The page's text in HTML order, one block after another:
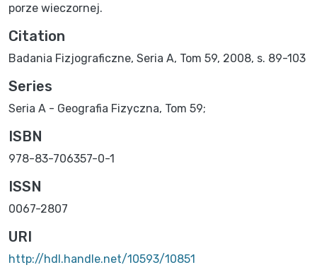
porze wieczornej.
Citation
Badania Fizjograficzne, Seria A, Tom 59, 2008, s. 89-103
Series
Seria A - Geografia Fizyczna, Tom 59;
ISBN
978-83-706357-0-1
ISSN
0067-2807
URI
http://hdl.handle.net/10593/10851